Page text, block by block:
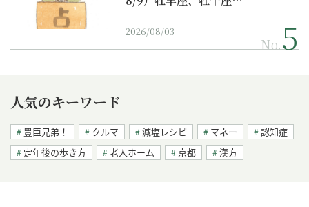
2026/08/03
No.
人気のキーワード
豊臣兄弟！ クルマ 減塩レシピ マネー
認知症
定年後の歩き方
老人ホーム 京都 漢方